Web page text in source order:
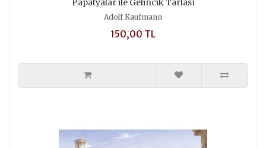
Adolf Kaufmann
150,00 TL